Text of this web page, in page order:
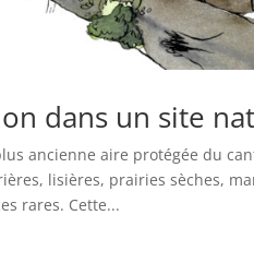
dans un site
ancienne aire protégée du
lisières, prairies sèches,
rares. Cette...